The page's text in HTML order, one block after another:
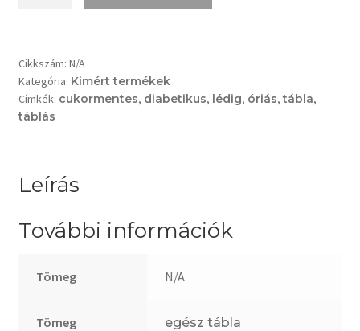
mogyoróval
hozzáadott
cukor
nélkül
Cikkszám: N/A
Kategória: Kimért termékek
Címkék: cukormentes, diabetikus, lédig, óriás,tábla,
táblás
Leírás
További információk
Tömeg N/A
Tömeg egész tábla